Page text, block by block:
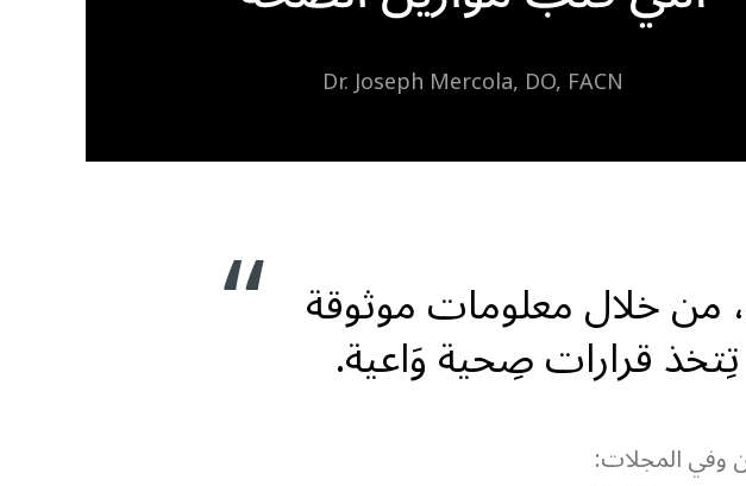
Dr. Joseph Mercola, DO, FACN
خلال معلومات موثوقة
قرارات صِحية وَاعية.
وفي المجلات: